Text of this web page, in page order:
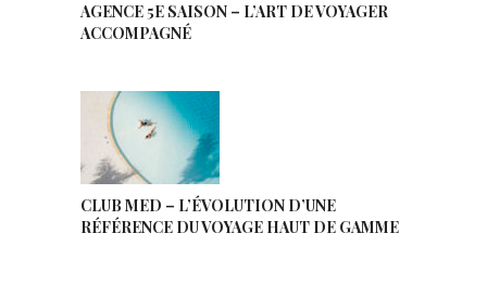
AGENCE 5E SAISON – L’ART DE VOYAGER
ACCOMPAGNÉ
CLUB MED – L’ÉVOLUTION D’UNE
RÉFÉRENCE DU VOYAGE HAUT DE GAMME